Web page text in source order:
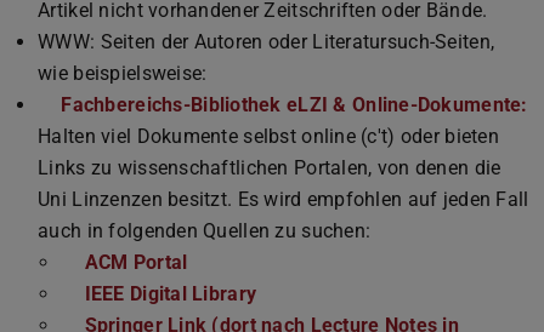
Artikel nicht vorhandener Zeitschriften oder Bände.
WWW: Seiten der Autoren oder Literatursuch-Seiten,
wie beispielsweise:
Fachbereichs-Bibliothek eLZI & Online-Dokumente:
Halten viel Dokumente selbst online (c't) oder bieten
Links zu wissenschaftlichen Portalen, von denen die
Uni Linzenzen besitzt. Es wird empfohlen auf jeden Fall
auch in folgenden Quellen zu suchen:
ACM Portal
IEEE Digital Library
Springer Link (dort nach Lecture Notes in